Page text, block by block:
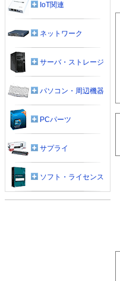
IoT関連
ネットワーク
サーバ・ストレージ
パソコン・周辺機器
PCパーツ
サプライ
ソフト・ライセンス